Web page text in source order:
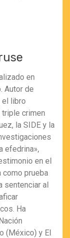
en
Autor de
el libro
crimen
la SIDE y la
efedrina»,
en el
como prueba
sentenciar al
Ha
(México) y El